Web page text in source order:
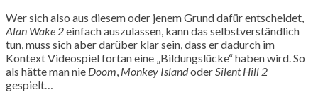
Wer sich also aus diesem oder jenem Grund dafür entscheidet,
Alan Wake 2einfach auszulassen, kann das selbstverständlich
tun, muss sich aber darüber klar sein, dass er dadurch im
Kontext Videospiel fortan eine „Bildungslücke“ haben wird. So
als hätte man nie Doom Monkey Islandoder Silent Hill 2
gespielt…